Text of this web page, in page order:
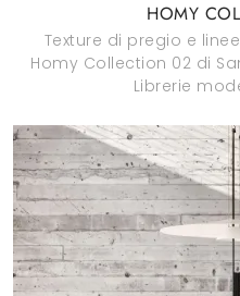
HOMY
Texture di pregio e
Homy Collection 02 di
Librerie